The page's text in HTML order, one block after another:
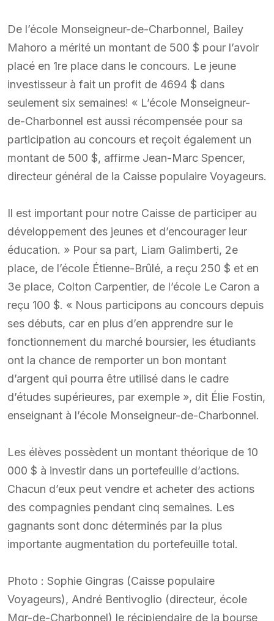
De l’école Monseigneur-de-Charbonnel, Bailey
Mahoro a mérité un montant de 500 $ pour l’avoir
placé en 1re place dans le concours. Le jeune
investisseur à fait un profit de 4694 $ dans
seulement six semaines! « L’école Monseigneur-
de-Charbonnel est aussi récompensée pour sa
participation au concours et reçoit également un
montant de 500 $, affirme Jean-Marc Spencer,
directeur général de la Caisse populaire Voyageurs.
Il est important pour notre Caisse de participer au
développement des jeunes et d’encourager leur
éducation. » Pour sa part, Liam Galimberti, 2e
place, de l’école Étienne-Brûlé, a reçu 250 $ et en
3e place, Colton Carpentier, de l’école Le Caron a
reçu 100 $. « Nous participons au concours depuis
ses débuts, car en plus d’en apprendre sur le
fonctionnement du marché boursier, les étudiants
ont la chance de remporter un bon montant
d’argent qui pourra être utilisé dans le cadre
d’études supérieures, par exemple », dit Élie Fostin,
enseignant à l’école Monseigneur-de-Charbonnel.
Les élèves possèdent un montant théorique de 10
000 $ à investir dans un portefeuille d’actions.
Chacun d’eux peut vendre et acheter des actions
des compagnies pendant cinq semaines. Les
gagnants sont donc déterminés par la plus
importante augmentation du portefeuille total.
Photo : Sophie Gingras (Caisse populaire
Voyageurs), André Bentivoglio (directeur, école
Mgr-de-Charbonnel) le récipiendaire de la bourse